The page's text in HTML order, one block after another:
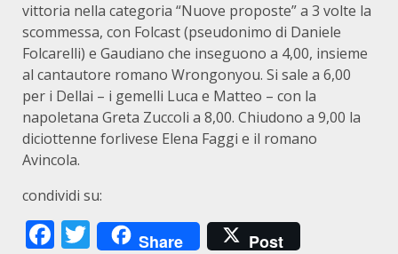
vittoria nella categoria “Nuove proposte” a 3 volte la
scommessa, con Folcast (pseudonimo di Daniele
Folcarelli) e Gaudiano che inseguono a 4,00, insieme
al cantautore romano Wrongonyou. Si sale a 6,00
per i Dellai – i gemelli Luca e Matteo – con la
napoletana Greta Zuccoli a 8,00. Chiudono a 9,00 la
diciottenne forlivese Elena Faggi e il romano
Avincola.
condividi su:
Facebook
Twitter
Share Post